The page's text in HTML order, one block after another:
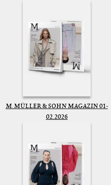
M. MÜLLER & SOHN MAGAZIN 01-
02.2026